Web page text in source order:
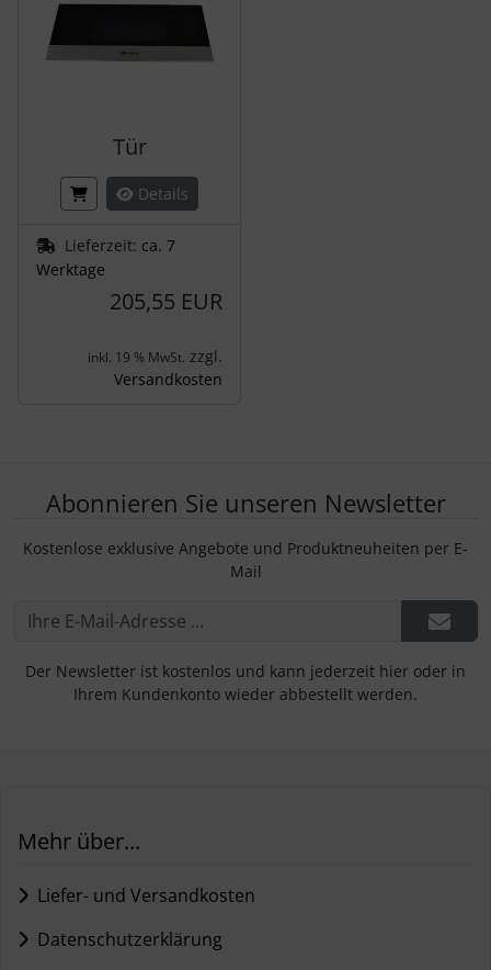
Tür
Details
Lieferzeit: ca. 7
Werktage
205,55 EUR
inkl. 19 % MwSt. zzgl.
Versandkosten
Abonnieren Sie unseren Newsletter
Kostenlose exklusive Angebote und Produktneuheiten per E-
Mail
Der Newsletter ist kostenlos und kann jederzeit hier oder in
Ihrem Kundenkonto wieder abbestellt werden.
Mehr über...
Liefer- und Versandkosten
Datenschutzerklärung